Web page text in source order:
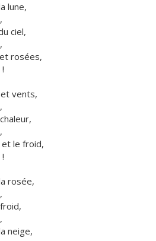
lune,
ciel,
rosées,
vents,
le froid,
rosée,
neige,